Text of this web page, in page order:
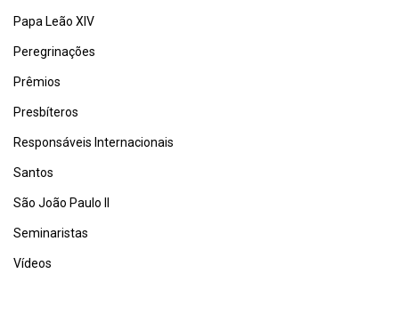
Papa Leão XIV
Peregrinações
Prêmios
Presbíteros
Responsáveis Internacionais
Santos
São João Paulo II
Seminaristas
Vídeos